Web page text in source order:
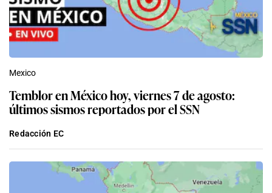
Mexico
Temblor en México hoy, viernes 7 de agosto:
últimos sismos reportados por el SSN
Redacción EC